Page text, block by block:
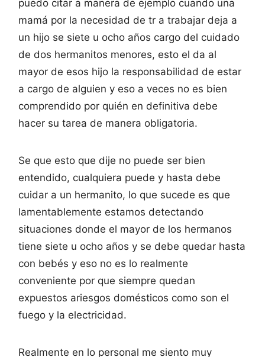
puedo citar a manera de ejemplo cuando una
mamá por la necesidad de tr a trabajar deja a
un hijo se siete u ocho años cargo del cuidado
de dos hermanitos menores, esto el da al
mayor de esos hijo la responsabilidad de estar
a cargo de alguien y eso a veces no es bien
comprendido por quién en definitiva debe
hacer su tarea de manera obligatoria.
Se que esto que dije no puede ser bien
entendido, cualquiera puede y hasta debe
cuidar a un hermanito, lo que sucede es que
lamentablemente estamos detectando
situaciones donde el mayor de los hermanos
tiene siete u ocho años y se debe quedar hasta
con bebés y eso no es lo realmente
conveniente por que siempre quedan
expuestos ariesgos domésticos como son el
fuego y la electricidad.
Realmente en lo personal me siento muy